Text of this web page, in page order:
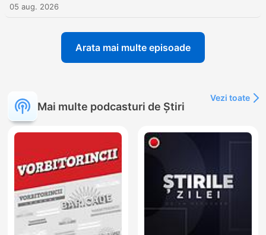
05 aug. 2026
Arata mai multe episoade
Mai multe podcasturi de Știri
Vezi toate